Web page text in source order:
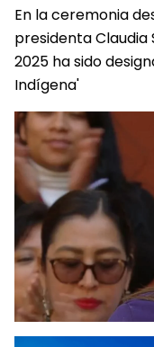
En la ceremonia
presidenta Claudia
2025 ha sido
Indígena'